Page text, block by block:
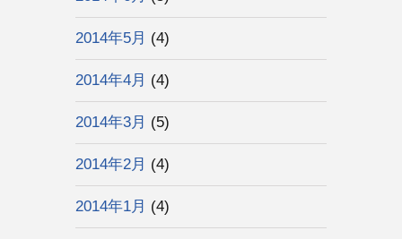
2014年5月 (4)
2014年4月 (4)
2014年3月 (5)
2014年2月 (4)
2014年1月 (4)